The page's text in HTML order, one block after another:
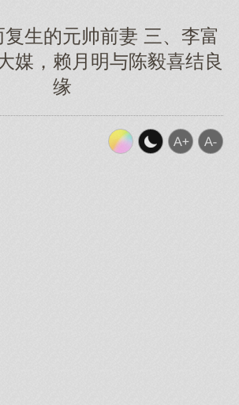
生的元帅前妻 三、李富
媒，赖月明与陈毅喜结良
缘